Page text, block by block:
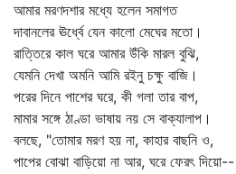
আমার মরণদশার মধ্যে হলেন সমাগত
দাবানলের ঊর্ধ্বে যেন কালো মেঘের মতো।
রাত্তিরে কাল ঘরে আমার উঁকি মারল বুঝি,
যেমনি দেখা অমনি আমি রইনু চক্ষু বাজি।
পরের দিনে পাশের ঘরে, কী গলা তার বাপ,
মামার সঙ্গে ঠাণ্ডা ভাষায় নয় সে বাক্যালাপ।
বলছে, "তোমার মরণ হয় না, কাহার বাছনি ও,
পাপের বোঝা বাড়িয়ো না আর, ঘরে ফেরৎ দিয়ো--